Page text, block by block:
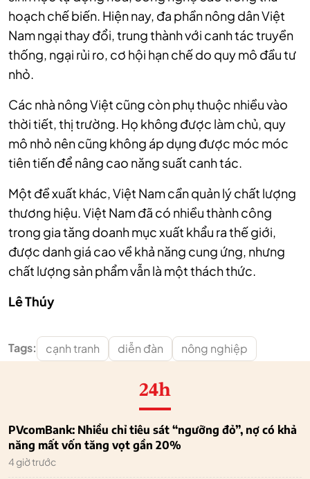
hoạch chế biến. Hiện nay, đa phần nông dân Việt
Nam ngại thay đổi, trung thành với canh tác truyền
thống, ngại rủi ro, cơ hội hạn chế do quy mô đầu tư
nhỏ.
Các nhà nông Việt cũng còn phụ thuộc nhiều vào
thời tiết, thị trường. Họ không được làm chủ, quy
mô nhỏ nên cũng không áp dụng được móc móc
tiên tiến để nâng cao năng suất canh tác.
Một đề xuất khác, Việt Nam cần quản lý chất lượng
thương hiệu. Việt Nam đã có nhiều thành công
trong gia tăng doanh mục xuất khẩu ra thế giới,
được danh giá cao về khả năng cung ứng, nhưng
chất lượng sản phẩm vẫn là một thách thức.
Lê Thúy
Tags: cạnh tranh diễn đàn nông nghiệp
24h
PVcomBank: Nhiều chỉ tiêu sát “ngưỡng đỏ”, nợ có khả
năng mất vốn tăng vọt gần 20%
4 giờ trước